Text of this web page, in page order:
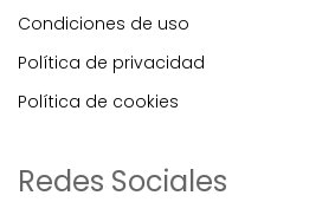
Condiciones de uso
Política de privacidad
Política de cookies
Redes Sociales